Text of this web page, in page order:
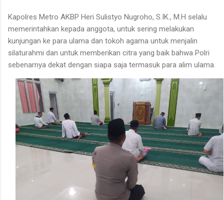
Kapolres Metro AKBP Heri Sulistyo Nugroho, S.IK., M.H selalu
memerintahkan kepada anggota, untuk sering melakukan
kunjungan ke para ulama dan tokoh agama untuk menjalin
silaturahmi dan untuk memberikan citra yang baik bahwa Polri
sebenarnya dekat dengan siapa saja termasuk para alim ulama.